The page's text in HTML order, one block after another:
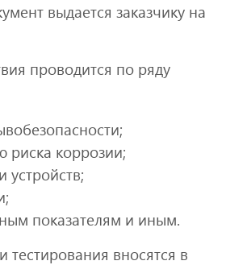
выдается заказчику на
проводится по ряду
риска коррозии;
устройств;
показателям и иным.
тестирования вносятся в